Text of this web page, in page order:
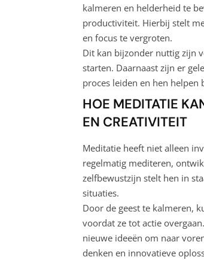
kalmeren en helderheid te
productiviteit. Hierbij stelt
en focus te vergroten.
Dit kan bijzonder nuttig zijn
starten. Daarnaast zijn er
proces leiden en hen
HOE MEDITATIE
EN CREATIVITEIT
Meditatie heeft niet alleen
regelmatig mediteren,
zelfbewustzijn stelt hen in
situaties.
Door de geest te kalmeren,
voordat ze tot actie
nieuwe ideeën om naar
denken en innovatieve